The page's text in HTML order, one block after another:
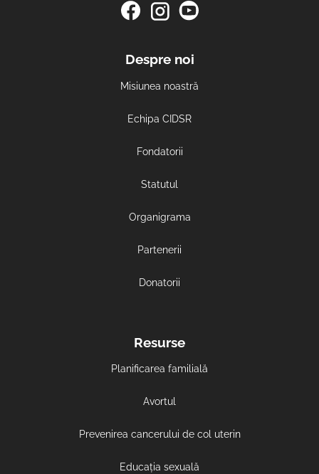
Despre noi
Misiunea noastră
Echipa CIDSR
Fondatorii
Statutul
Organigrama
Partenerii
Donatorii
Resurse
Planificarea familială
Avortul
Prevenirea cancerului de col uterin
Educația sexuală